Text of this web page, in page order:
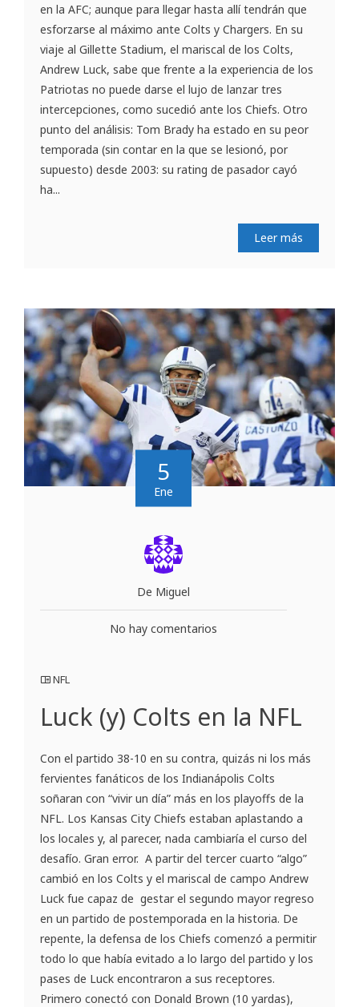
en la AFC; aunque para llegar hasta allí tendrán que
esforzarse al máximo ante Colts y Chargers. En su
viaje al Gillette Stadium, el mariscal de los Colts,
Andrew Luck, sabe que frente a la experiencia de los
Patriotas no puede darse el lujo de lanzar tres
intercepciones, como sucedió ante los Chiefs. Otro
punto del análisis: Tom Brady ha estado en su peor
temporada (sin contar en la que se lesionó, por
supuesto) desde 2003: su rating de pasador cayó
ha...
Leer más
5
Ene
De Miguel
No hay comentarios
NFL
Luck (y) Colts en la NFL
Con el partido 38-10 en su contra, quizás ni los más
fervientes fanáticos de los Indianápolis Colts
soñaran con “vivir un día” más en los playoffs de la
NFL. Los Kansas City Chiefs estaban aplastando a
los locales y, al parecer, nada cambiaría el curso del
desafío. Gran error. A partir del tercer cuarto “algo”
cambió en los Colts y el mariscal de campo Andrew
Luck fue capaz de gestar el segundo mayor regreso
en un partido de postemporada en la historia. De
repente, la defensa de los Chiefs comenzó a permitir
todo lo que había evitado a lo largo del partido y los
pases de Luck encontraron a sus receptores.
Primero conectó con Donald Brown (10 yardas),